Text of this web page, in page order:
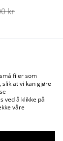
kr
filer som
at vi kan gjøre
ved å klikke på
våre